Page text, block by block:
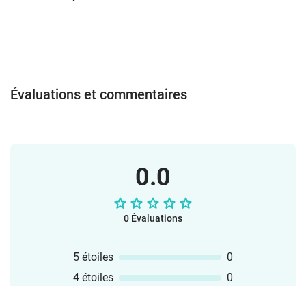
Évaluations et commentaires
0.0
0 Évaluations
5 étoiles
0
4 étoiles
0